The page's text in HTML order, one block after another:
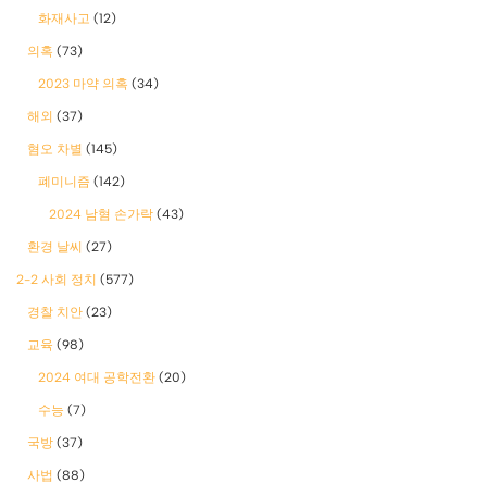
화재사고 (12)
의혹 (73)
2023 마약 의혹 (34)
해외 (37)
혐오 차별 (145)
폐미니즘 (142)
2024 남혐 손가락 (43)
환경 날씨 (27)
2-2 사회 정치 (577)
경찰 치안 (23)
교육 (98)
2024 여대 공학전환 (20)
수능 (7)
국방 (37)
사법 (88)